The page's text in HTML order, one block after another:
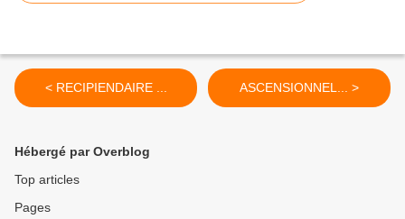
< RECIPIENDAIRE ... ASCENSIONNEL... >
Hébergé par Overblog
Top articles
Pages